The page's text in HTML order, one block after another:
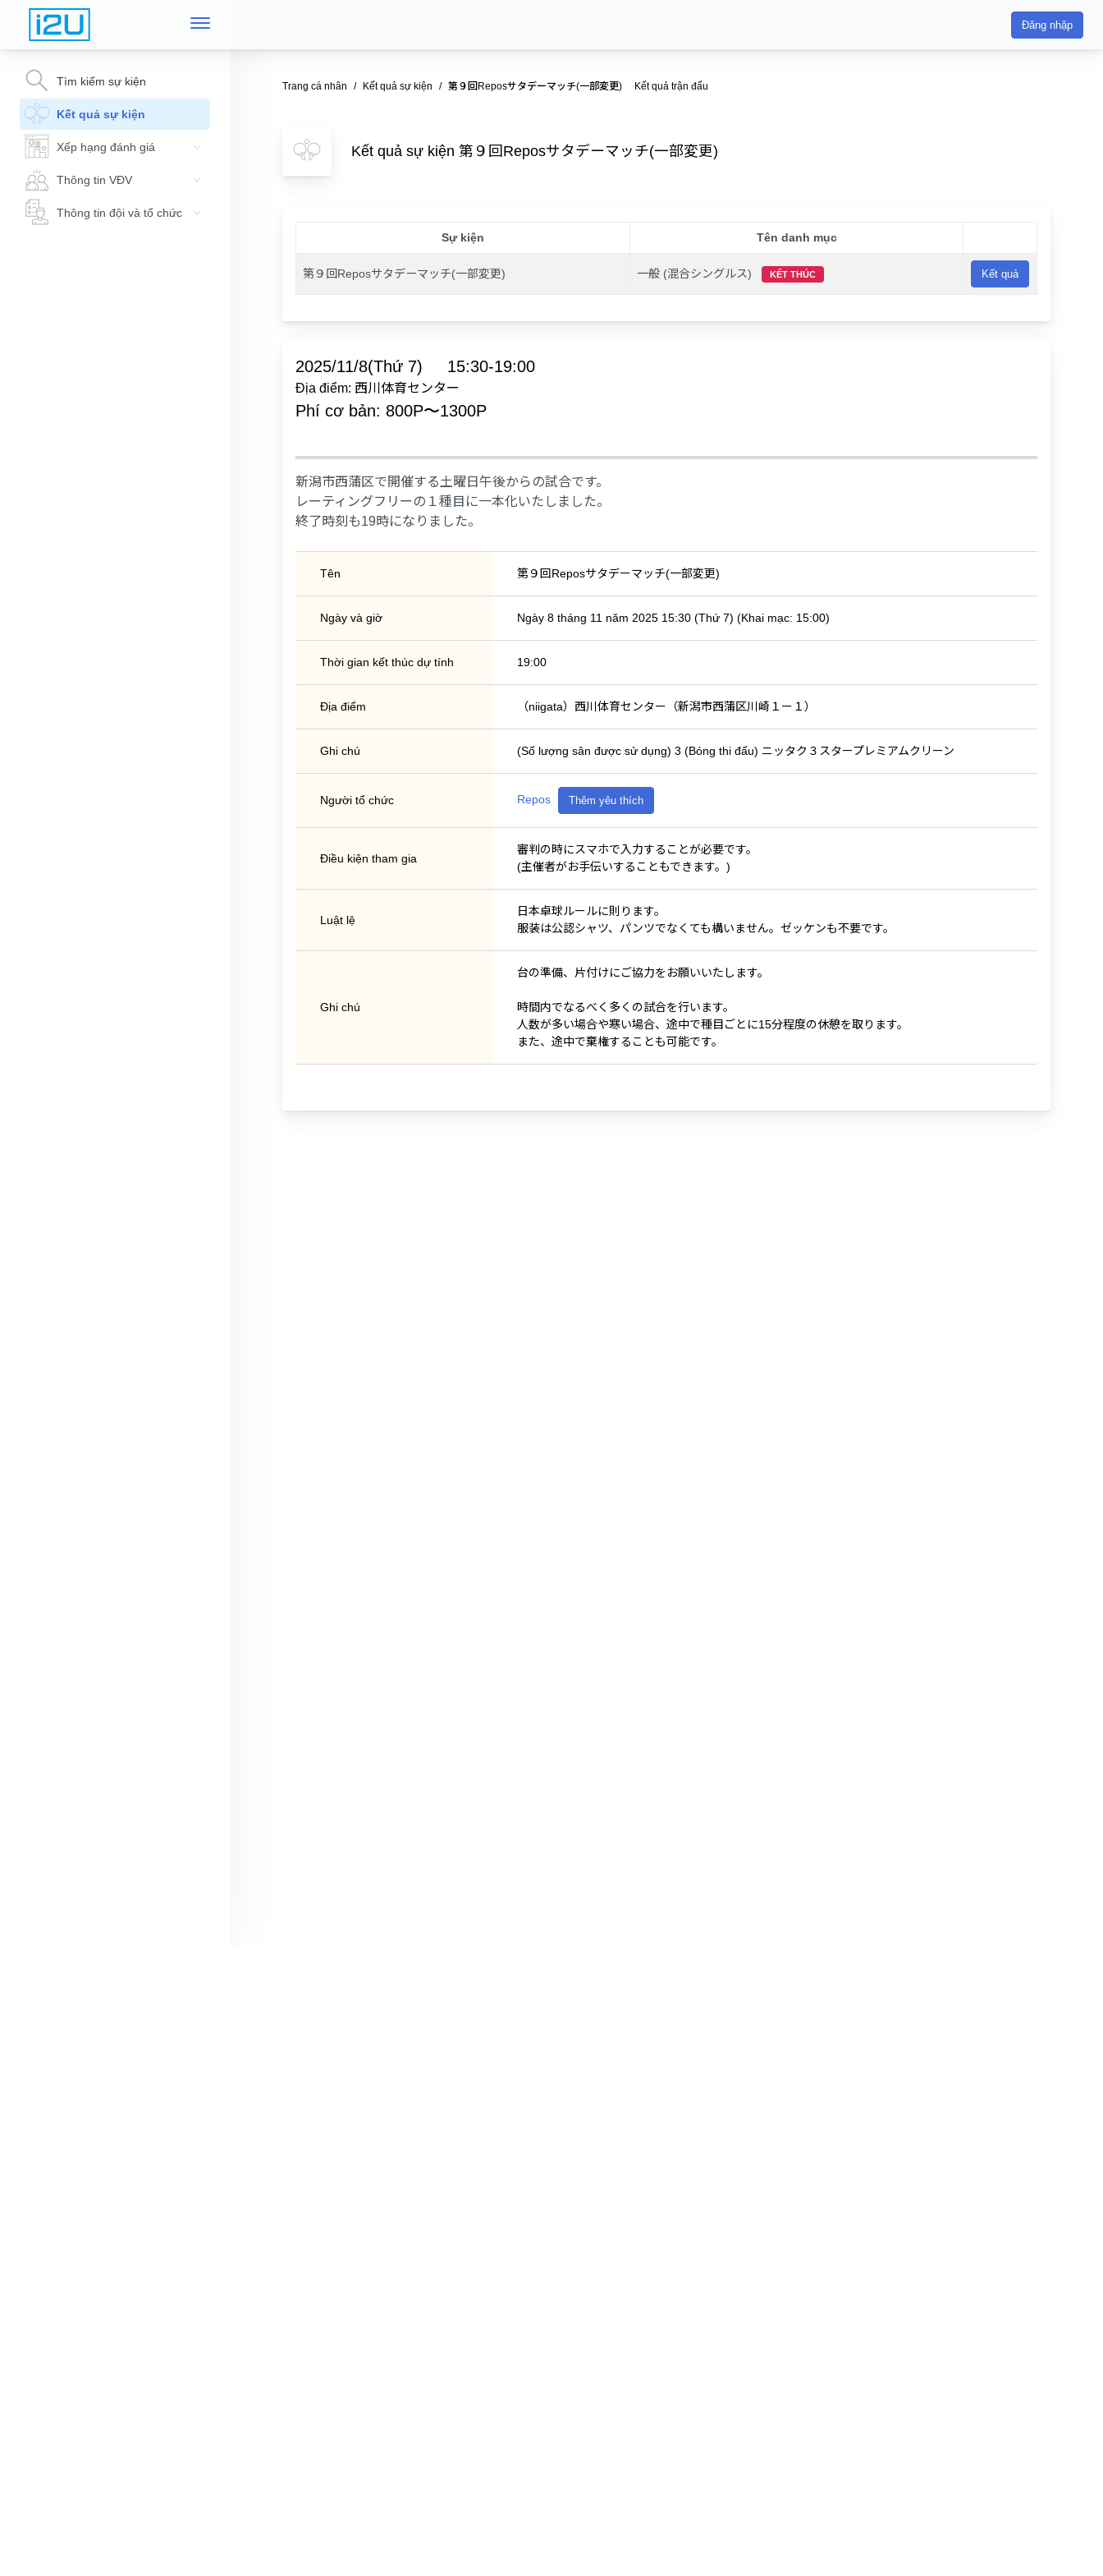
Đăng nhập
Tìm kiếm sự kiện
Kết quả sự kiện
Xếp hạng đánh giá
Thông tin VĐV
Thông tin đội và tổ chức
Trang cá nhân Kết quả sự kiện 第９回Reposサタデーマッチ(一部変更) Kết quả trận đấu
Kết quả sự kiện 第９回Reposサタデーマッチ(一部変更)
Sự kiện Tên danh mục
第９回Reposサタデーマッチ(一部変更) 一般 (混合シングルス) KẾT THÚC Kết quả
2025/11/8(Thứ 7) 15:30-19:00
Địa điểm: 西川体育センター
Phí cơ bản: 800P〜1300P
新潟市西蒲区で開催する土曜日午後からの試合です。
レーティングフリーの１種目に一本化いたしました。
終了時刻も19時になりました。
Tên 第９回Reposサタデーマッチ(一部変更)
Ngày và giờ Ngày 8 tháng 11 năm 2025 15:30 (Thứ 7) (Khai mạc: 15:00)
Thời gian kết thúc dự tính 19:00
Địa điểm （niigata）西川体育センター（新潟市西蒲区川崎１ー１）
Ghi chú (Số lượng sân được sử dụng) 3 (Bóng thi đấu) ニッタク３スタープレミアムクリーン
Người tổ chức Repos Thêm yêu thích
Điều kiện tham gia
審判の時にスマホで入力することが必要です。
(主催者がお手伝いすることもできます。)
Luật lệ
日本卓球ルールに則ります。
服装は公認シャツ、パンツでなくても構いません。ゼッケンも不要です。
Ghi chú
台の準備、片付けにご協力をお願いいたします。
時間内でなるべく多くの試合を行います。
人数が多い場合や寒い場合、途中で種目ごとに15分程度の休憩を取ります。
また、途中で棄権することも可能です。